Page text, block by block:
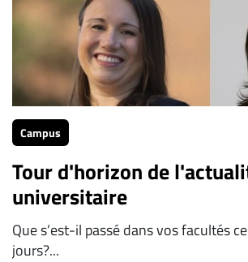
Campus
Tour d'horizon de
universitaire
Que s’est-il passé dans vos facultés
jours?...